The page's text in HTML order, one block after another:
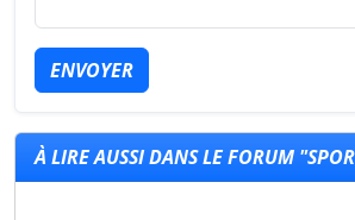
ENVOYER
À LIRE AUSSI DANS LE FORUM